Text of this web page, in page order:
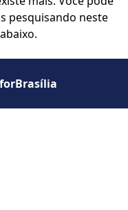
pesquisando neste